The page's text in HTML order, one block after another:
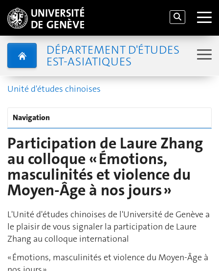
DÉPARTEMENT D'ÉTUDES
EST-ASIATIQUES
Unité d'études chinoises
Navigation
Participation de Laure Zhang
au colloque « Émotions,
masculinités et violence du
Moyen-Âge à nos jours »
L'Unité d'études chinoises de l'Université de Genève a
le plaisir de vous signaler la participation de Laure
Zhang au colloque international
« Émotions, masculinités et violence du Moyen-Âge à